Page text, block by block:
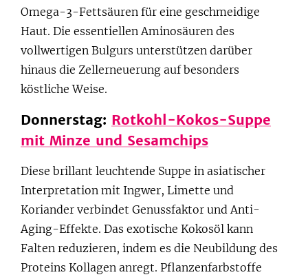
Omega-3-Fettsäuren für eine geschmeidige
Haut. Die essentiellen Aminosäuren des
vollwertigen Bulgurs unterstützen darüber
hinaus die Zellerneuerung auf besonders
köstliche Weise.
Donnerstag: Rotkohl-Kokos-Suppe
mit Minze und Sesamchips
Diese brillant leuchtende Suppe in asiatischer
Interpretation mit Ingwer, Limette und
Koriander verbindet Genussfaktor und Anti-
Aging-Effekte. Das exotische Kokosöl kann
Falten reduzieren, indem es die Neubildung des
Proteins Kollagen anregt. Pflanzenfarbstoffe